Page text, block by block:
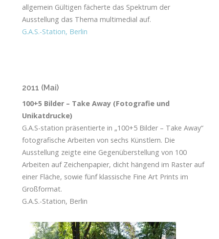
allgemein Gültigen fächerte das Spektrum der
Ausstellung das Thema multimedial auf.
G.A.S.-Station, Berlin
2011 (Mai)
100+5 Bilder – Take Away (Fotografie und
Unikatdrucke)
G.A.S-station präsentierte in „100+5 Bilder – Take Away“
fotografische Arbeiten von sechs Künstlern. Die
Ausstellung zeigte eine Gegenüberstellung von 100
Arbeiten auf Zeichenpapier, dicht hängend im Raster auf
einer Fläche, sowie fünf klassische Fine Art Prints im
Großformat.
G.A.S.-Station, Berlin